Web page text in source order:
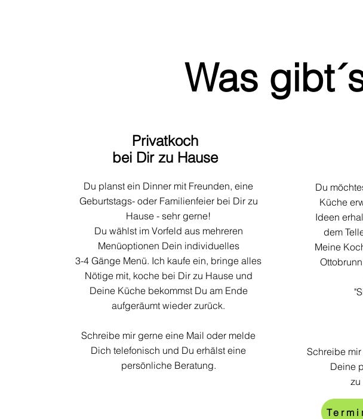
Was
Privatkoch
bei Dir zu Hause
Du planst ein Dinner mit Freunden, eine
Geburtstags- oder Familienfeier bei Dir zu
Hause - sehr gerne!
Du wählst im Vorfeld aus mehreren
Menüoptionen Dein individuelles
3-4 Gänge Menü. Ich kaufe ein, bringe alles
Nötige mit, koche bei Dir zu Hause und
Deine Küche bekommst Du am Ende
aufgeräumt wieder zurück.
Schreibe mir gerne eine Mail oder melde
Dich telefonisch und Du erhälst eine
persönliche Beratung.
Du
Küche
Ideen
dem
Meine
Schreibe
Deine
zu